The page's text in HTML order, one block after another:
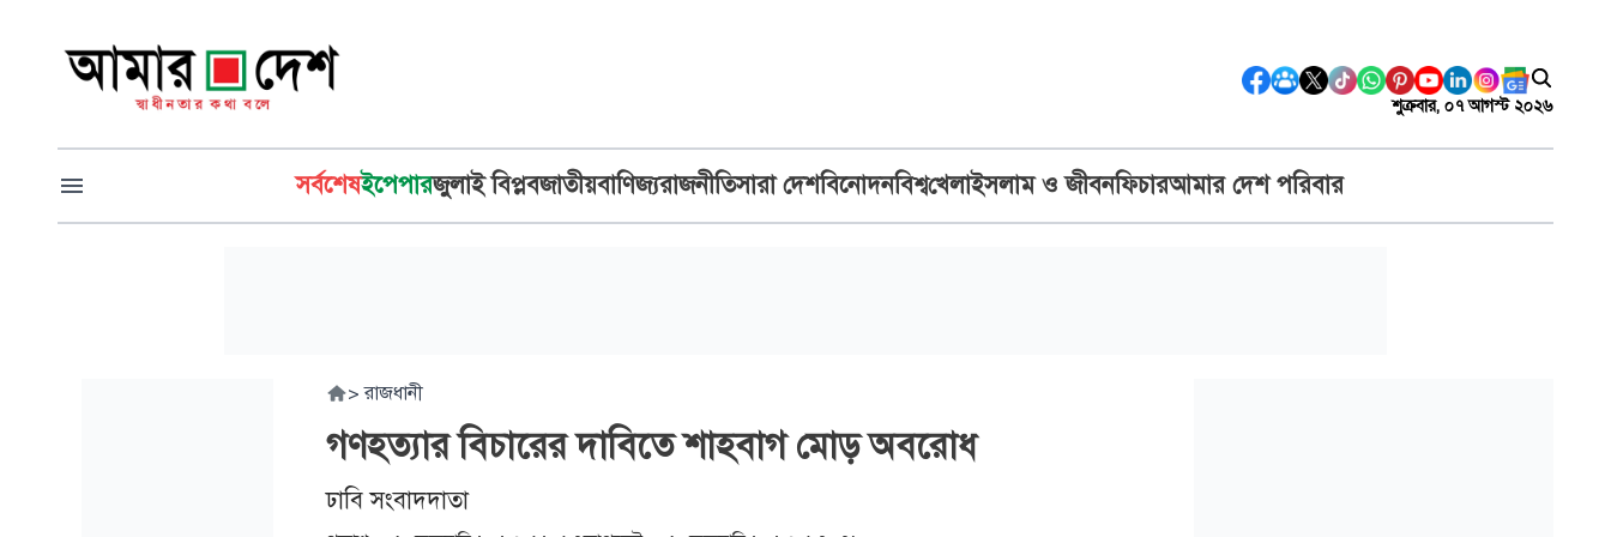
শুক্রবার, ০৭ আগস্ট ২০২৬
সর্বশেষইপেপারজুলাই বিপ্লবজাতীয়বাণিজ্যরাজনীতিসারা দেশবিনোদনবিশ্বখেলাইসলাম ও জীবনফিচারআমার দেশ পরিবার
> রাজধানী
গণহত্যার বিচারের দাবিতে শাহবাগ মোড় অবরোধ
ঢাবি সংবাদদাতা